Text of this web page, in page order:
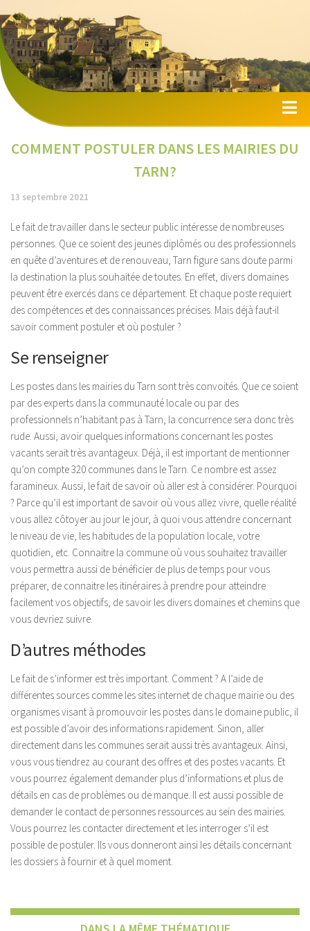
Activités
Tourisme
Immobilier
Blog
COMMENT POSTULER DANS LES MAIRIES DU
TARN?
13 septembre 2021
Le fait de travailler dans le secteur public intéresse de nombreuses
personnes. Que ce soient des jeunes diplômés ou des professionnels
en quête d’aventures et de renouveau, Tarn figure sans doute parmi
la destination la plus souhaitée de toutes. En effet, divers domaines
peuvent être exercés dans ce département. Et chaque poste requiert
des compétences et des connaissances précises. Mais déjà faut-il
savoir comment postuler et où postuler ?
Se renseigner
Les postes dans les mairies du Tarn sont très convoités. Que ce soient
par des experts dans la communauté locale ou par des
professionnels n’habitant pas à Tarn, la concurrence sera donc très
rude. Aussi, avoir quelques informations concernant les postes
vacants serait très avantageux. Déjà, il est important de mentionner
qu’on compte 320 communes dans le Tarn. Ce nombre est assez
faramineux. Aussi, le fait de savoir où aller est à considérer. Pourquoi
? Parce qu’il est important de savoir où vous allez vivre, quelle réalité
vous allez côtoyer au jour le jour, à quoi vous attendre concernant
le niveau de vie, les habitudes de la population locale, votre
quotidien, etc. Connaitre la commune où vous souhaitez travailler
vous permettra aussi de bénéficier de plus de temps pour vous
préparer, de connaitre les itinéraires à prendre pour atteindre
facilement vos objectifs, de savoir les divers domaines et chemins que
vous devriez suivre.
D’autres méthodes
Le fait de s’informer est très important. Comment ? A l’aide de
différentes sources comme les sites internet de chaque mairie ou des
organismes visant à promouvoir les postes dans le domaine public, il
est possible d’avoir des informations rapidement. Sinon, aller
directement dans les communes serait aussi très avantageux. Ainsi,
vous vous tiendrez au courant des offres et des postes vacants. Et
vous pourrez également demander plus d’informations et plus de
détails en cas de problèmes ou de manque. Il est aussi possible de
demander le contact de personnes ressources au sein des mairies.
Vous pourrez les contacter directement et les interroger s’il est
possible de postuler. Ils vous donneront ainsi les détails concernant
les dossiers à fournir et à quel moment.